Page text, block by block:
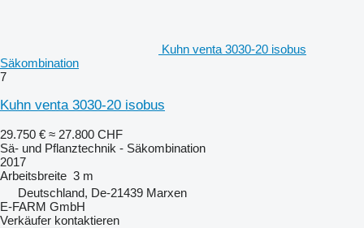
Kuhn venta 3030-20 isobus
Säkombination
7
Kuhn venta 3030-20 isobus
29.750 € ≈ 27.800 CHF
Sä- und Pflanztechnik - Säkombination
2017
Arbeitsbreite 3 m
Deutschland, De-21439 Marxen
E-FARM GmbH
Verkäufer kontaktieren